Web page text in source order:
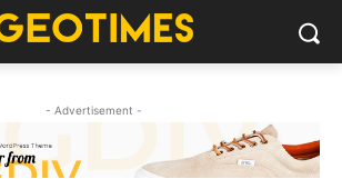
- Advertisement -